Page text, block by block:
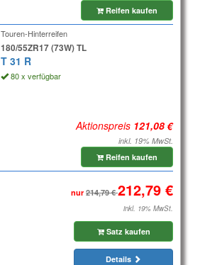
Reifen kaufen
Touren-Hinterreifen
180/55ZR17 (73W) TL
T 31 R
80 x verfügbar
Aktionspreis
inkl. 19% MwSt.
Reifen kaufen
nur
inkl. 19% MwSt.
Satz kaufen
Details